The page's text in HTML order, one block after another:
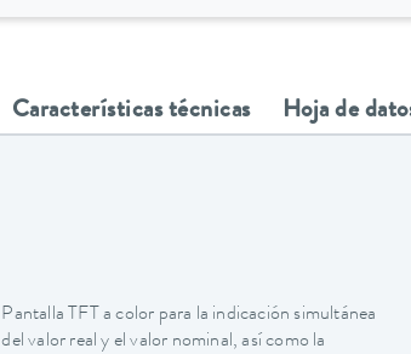
Características técnicas Hoja de
Pantalla TFT a color para la indicación simultánea
del valor real y el valor nominal, así como la